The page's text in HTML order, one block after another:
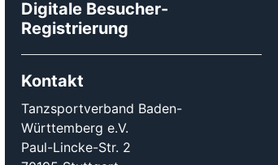
Digitale Besucher-
Registrierung
Kontakt
Tanzsportverband Baden-
Württemberg e.V.
Paul-Lincke-Str. 2